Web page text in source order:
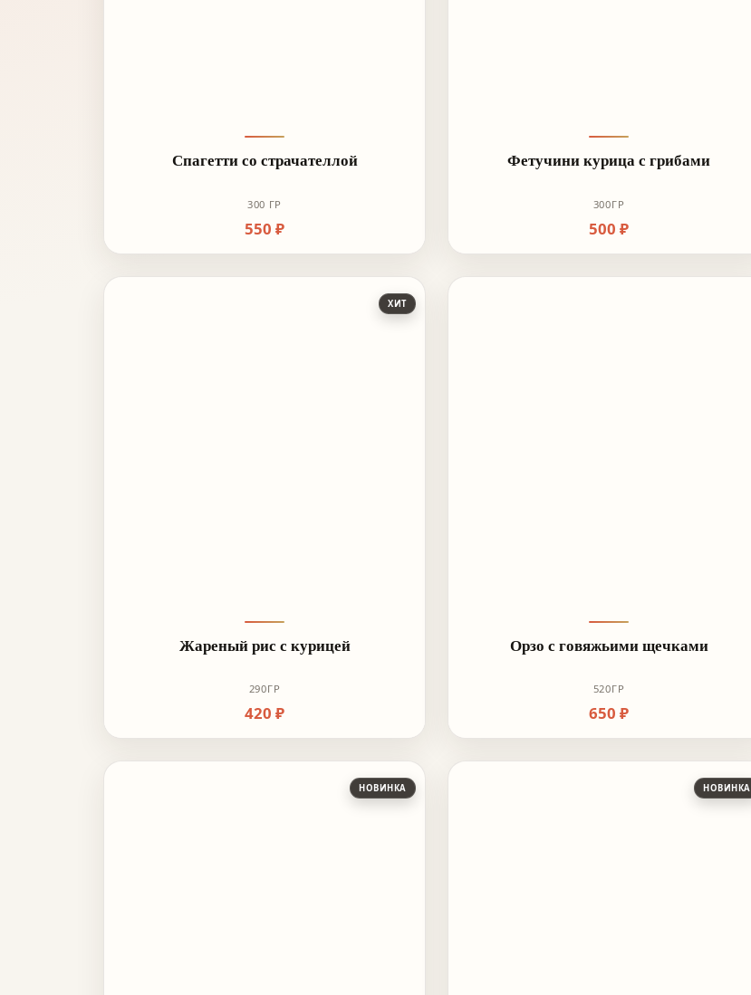
Спагетти со страчателлой
300 ГР
550 ₽
Фетучини курица с грибами
300ГР
500 ₽
ХИТ
Жареный рис с курицей
290ГР
420 ₽
Орзо с говяжьими щечками
520ГР
650 ₽
НОВИНКА НОВИНКА